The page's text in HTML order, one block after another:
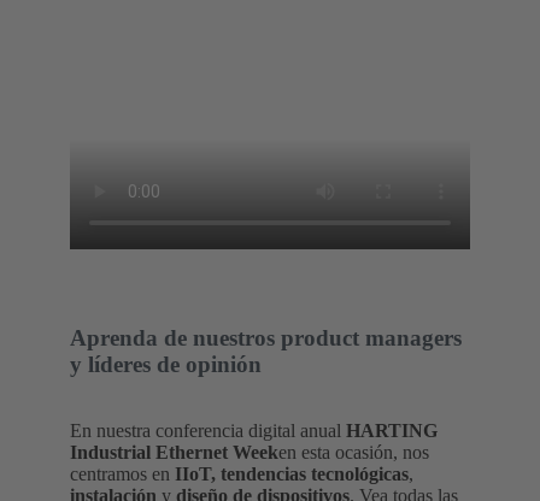
Aprenda de nuestros product managers
y líderes de opinión
En nuestra conferencia digital anual HARTING
Industrial Ethernet Weeken esta ocasión, nos
centramos en IIoT, tendencias tecnológicas,
instalación y diseño de dispositivos. Vea todas las